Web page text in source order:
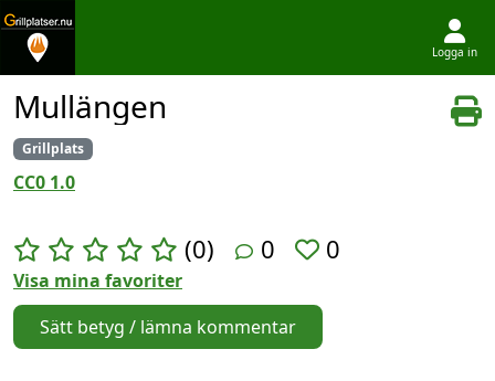
Logga in
Mullängen
Grillplats
CC0 1.0
(0) 0 0
Visa mina favoriter
Sätt betyg / lämna kommentar